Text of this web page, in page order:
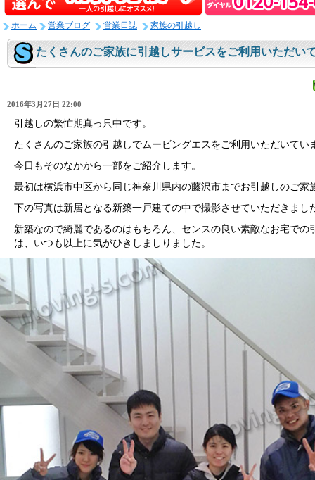
ホーム 営業ブログ 営業日誌 家族の引越し
たくさんのご家族に引越しサービスをご利用いただい
2016年3月27日 22:00
引越しの繁忙期真っ只中です。
たくさんのご家族の引越しでムービングエスをご利用いただいてい
今日もそのなかから一部をご紹介します。
最初は横浜市中区から同じ神奈川県内の藤沢市までお引越しのご家
下の写真は新居となる新築一戸建ての中で撮影させていただきまし
新築なので綺麗であるのはもちろん、センスの良い素敵なお宅での
は、いつも以上に気がひきしましりました。